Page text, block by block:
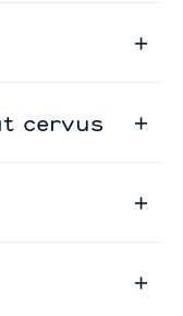
cervus